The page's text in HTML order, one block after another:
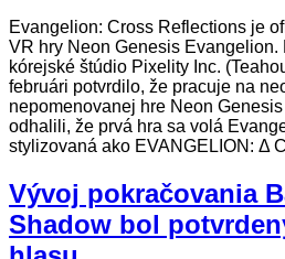
Evangelion: Cross Reflections je
VR hry Neon Genesis Evangelion.
kórejské štúdio Pixelity Inc.
februári potvrdilo, že pracuje na
nepomenovanej hre Neon
odhalili, že prvá hra sa volá
stylizovaná ako EVANGELION: Δ
Vývoj pokračovania
Shadow bol